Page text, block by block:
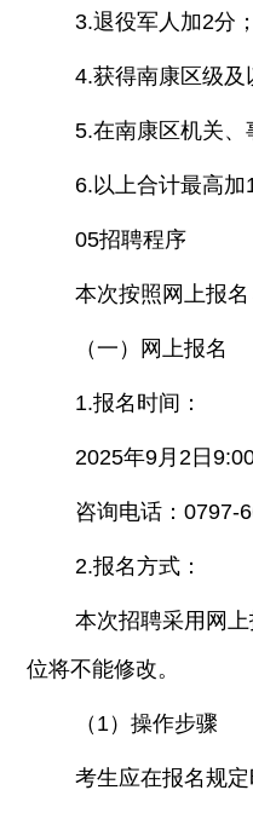
3.退役军人加2分；
4.获得南康区级及
5.在南康区机关
6.以上合计最高加
05招聘程序
本次按照网上报
（一）网上报名
1.报名时间：
2025年9月2日
咨询电话：0797-
2.报名方式：
本次招聘采用网
位将不能修改。
（1）操作步骤
考生应在报名规